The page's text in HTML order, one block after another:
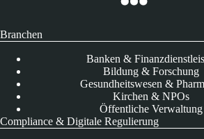
Branchen
Banken &
Bildung & Forschung
Gesundheitswesen &
Kirchen & NPOs
Öffentliche Verwaltung
Compliance & Digitale Regulierung